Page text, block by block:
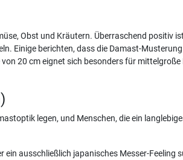
Obst und Kräutern. Überraschend positiv
Einige berichten, dass die Damast-
20 cm eignet sich besonders für
legen, und Menschen, die ein
ausschließlich japanisches Messer-Feeling